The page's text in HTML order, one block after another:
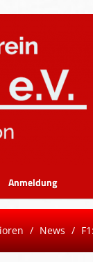
Anmeldung
News